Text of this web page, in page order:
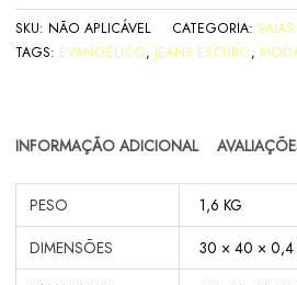
SKU: NÃO APLICÁVEL CATEGORIA: SAIAS
TAGS: EVANGÉLICO, JEANS ESCURO,
INFORMAÇÃO ADICIONAL
PESO
1,6 KG
DIMENSÕES
30 × 40 × 0,4